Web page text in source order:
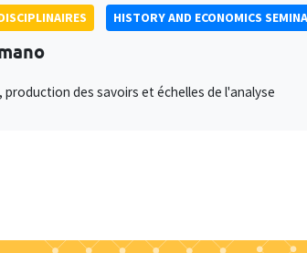
HISTORY AND ECONOMICS
production des savoirs et échelles de l'analyse